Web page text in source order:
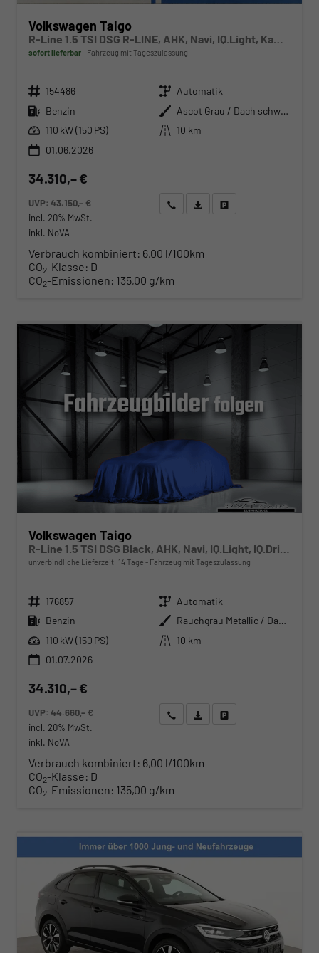
Volkswagen Taigo
sofort lieferbar Fahrzeug mit Tageszulassung
Fahrzeugnr. 154486 Getriebe Automatik
Kraftstoff Benzin Außenfarbe
Ascot Grau / Dach schwarz
Leistung 110 kW (150 PS) Kilometerstand
10 km
01.06.2026
34.310,– €
UVP:43.150,– €
incl. 20% MwSt.
inkl. NoVA
Wir rufen Sie anAngebot drucken (PDF)
Verbrauch kombiniert: 6,00 l/100km
CO2-Klasse: D
CO2-Emissionen: 135,00 g/km
Volkswagen Taigo
R-Line 1.5 TSI DSG Black, AHK, Navi, IQ.Light, IQ.Drive, Kamera, ACC, Winter, 18-Zoll
unverbindliche Lieferzeit: 14 Tage Fahrzeug mit Tageszulassung
Fahrzeugnr. 176857 Getriebe Automatik
Kraftstoff Benzin Außenfarbe
Rauchgrau Metallic / Dach schwarz
Leistung 110 kW (150 PS) Kilometerstand
10 km
01.07.2026
34.310,– €
UVP:44.660,– €
incl. 20% MwSt.
inkl. NoVA
Wir rufen Sie anAngebot drucken (PDF)
Verbrauch kombiniert: 6,00 l/100km
CO2-Klasse: D
CO2-Emissionen: 135,00 g/km